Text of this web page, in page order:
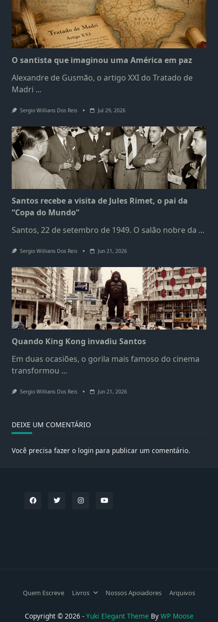
O santista que imaginou uma América em paz
Alexandre de Gusmão, o artigo XXI do Tratado de
Madri ...
Sergio Willians Dos Reis Jul 29, 2026
Santos recebe a visita de Jules Rimet, o pai da
“Copa do Mundo”
Santos, 22 de setembro de 1949. O salão nobre da ...
Sergio Willians Dos Reis Jun 21, 2026
Quando King Kong invadiu Santos
Em duas ocasiões, o gorila mais famoso do cinema
transformou ...
Sergio Willians Dos Reis Jun 21, 2026
DEIXE UM COMENTÁRIO
Você precisa fazer o login para publicar um comentário.
Quem Escreve Livros Nossos Apoiadores Arquivos
Copyright © 2026 - Yuki Elegant Theme By WP Moose